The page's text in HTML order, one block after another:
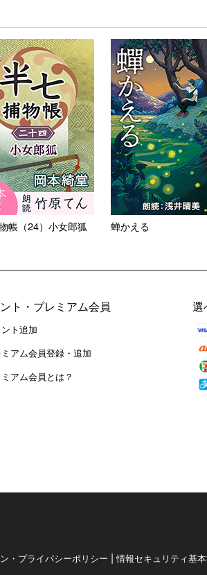
帳（24）小女郎狐 蝉かえる
ト・プレミアム会員
ト追加
アム会員登録・追加
アム会員とは？
選
・プライバシーポリシー |情報セキュリティ基